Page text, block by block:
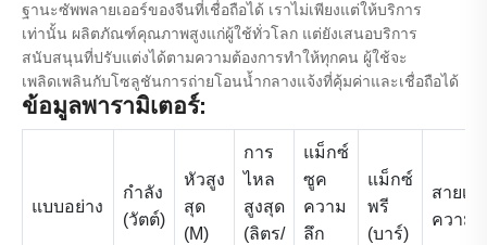
ฐานะซัพพลายเออร์ของจีนที่เชื่อถือได้ เราไม่เพียงแต่ให้บริการ
เท่านั้น ผลิตภัณฑ์คุณภาพสูงแก่ผู้ใช้ทั่วโลก แต่ยังเสนอบริการ
สนับสนุนที่ปรับแต่งได้ตามความต้องการทำให้ทุกคน ผู้ใช้จะ
เพลิดเพลินกับโซลูชันการถ่ายโอนน้ำกลางแจ้งที่คุ้มค่าและเชื่อถือได้
ข้อมูลพารามิเตอร์:
แบบอย่าง
กำลัง
(วัตต์)
หัวสูง
สุด
(M)
การ
ไหล
สูงสุด
(ลิตร/
แม็กซ์
ซูค
ความ
ลึก
แม็กซ์
พรี
(บาร์)
สายเค
ความย